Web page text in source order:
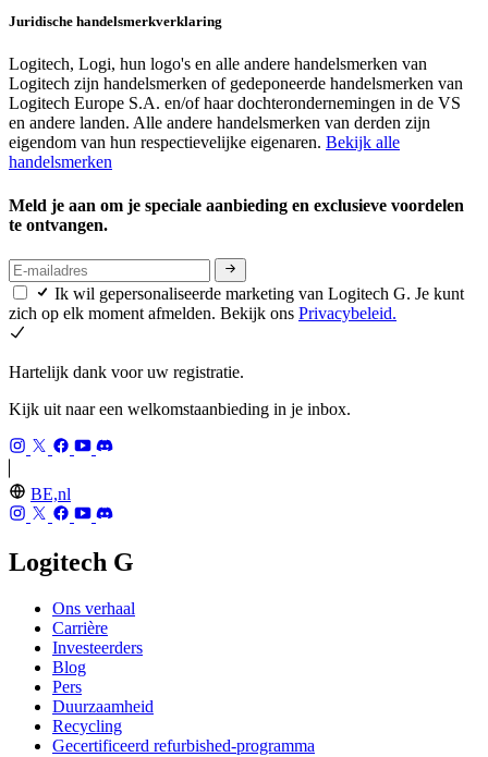
Juridische handelsmerkverklaring
Logitech, Logi, hun logo's en alle andere handelsmerken van
Logitech zijn handelsmerken of gedeponeerde handelsmerken van
Logitech Europe S.A. en/of haar dochterondernemingen in de VS
en andere landen. Alle andere handelsmerken van derden zijn
eigendom van hun respectievelijke eigenaren. Bekijk alle
handelsmerken
Meld je aan om je speciale aanbieding en exclusieve voordelen
te ontvangen.
Ik wil gepersonaliseerde marketing van Logitech G. Je kunt
zich op elk moment afmelden. Bekijk ons Privacybeleid.
Hartelijk dank voor uw registratie.
Kijk uit naar een welkomstaanbieding in je inbox.
BE,nl
Logitech G
Ons verhaal
Carrière
Investeerders
Blog
Pers
Duurzaamheid
Recycling
Gecertificeerd refurbished-programma